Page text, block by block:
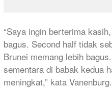
“Saya ingin berterima
bagus. Second half tidak
Brunei memang lebih
sementara di babak kedua
meningkat,” kata Vanenburg.